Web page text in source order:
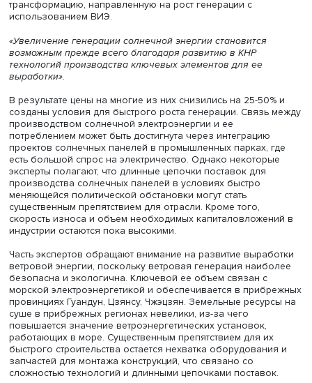
Акцент на экологической повестке и энергетической
Предусмотрено строительство нескольких предприятий
переработке отходов АЭС, развитие и продвижение
собственных технологий нового поколения.
Таким образом, атомная энергетика действительно
альтернативой углю, и целевые показатели в этой
выглядят вполне реалистично, отмечают эксперты
Строительство всех объектов, которые должны быть
в эксплуатацию к 2025 году, либо уже ведется, либо
официально запланировано.
«Зеленая» энергетика
Вопросам «зеленой» энергетики в целом в плане по
энергетическому развитию уделяется большое
обусловлено курсом на решение экологических
КНР и необходимостью формировать стратегию
развития экономики с учетом защиты окружающей
«Циркуляре по вопросам развития возобновляемых
источников энергии в рамках 14-го пятилетнего плана»
курирующие энергетику госорганы и ведущие
этой сфере объявили о необходимости развития
инновационных технологий, позволяющих снижать
расширять масштабы выработки энергии. Главная цель
довести к 2030 году долю неископаемых ресурсов,